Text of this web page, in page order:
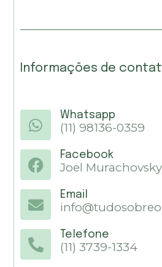
Informações de
Whatsapp
(11) 98136-0359
Facebook
Joel Murachovsky
Email
Telefone
(11) 3739-1334